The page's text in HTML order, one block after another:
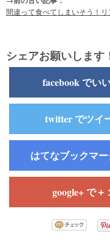
間違って食べてしまいそう！リ
シェアお願いします
facebook でい
twitter でツイ
はてなブックマー
google+ で＋